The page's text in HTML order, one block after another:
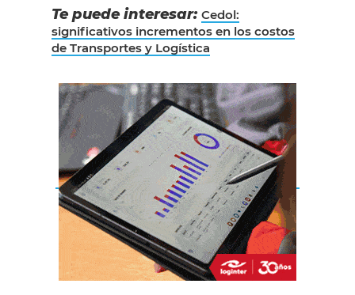
Te puede interesar: Cedol:
significativos incrementos en los costos
de Transportes y Logística